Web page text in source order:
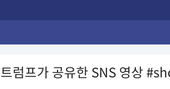
트럼프가 공유한 SNS 영상